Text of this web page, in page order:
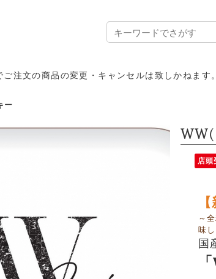
注文の商品の変更・キャンセルは致しかねます
ー
店頭
～
味
国